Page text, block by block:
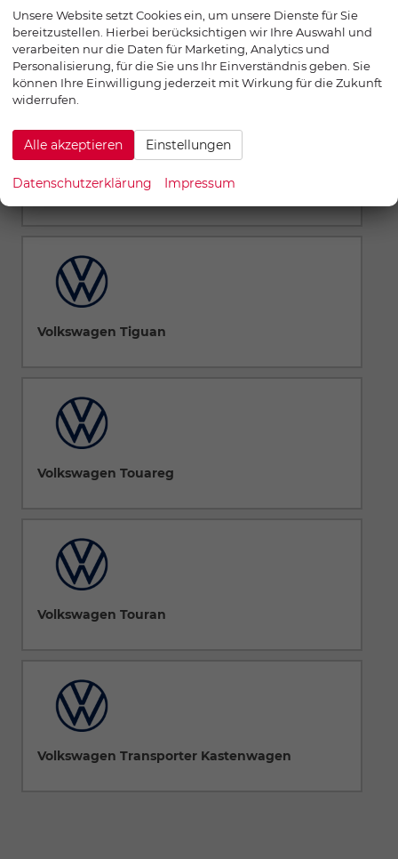
Volkswagen Taigo
Volkswagen Tayron
Volkswagen Tiguan
Volkswagen Touareg
Volkswagen Touran
Volkswagen Transporter Kastenwagen
Unsere Website setzt Cookies ein, um unsere Dienste für Sie
bereitzustellen. Hierbei berücksichtigen wir Ihre Auswahl und
verarbeiten nur die Daten für Marketing, Analytics und
Personalisierung, für die Sie uns Ihr Einverständnis geben. Sie
können Ihre Einwilligung jederzeit mit Wirkung für die Zukunft
widerrufen.
Alle akzeptieren Einstellungen
Datenschutzerklärung Impressum